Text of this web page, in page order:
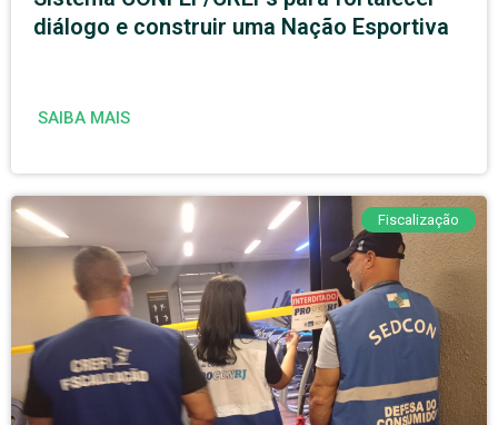
diálogo e construir uma Nação Esportiva
SAIBA MAIS
Fiscalização